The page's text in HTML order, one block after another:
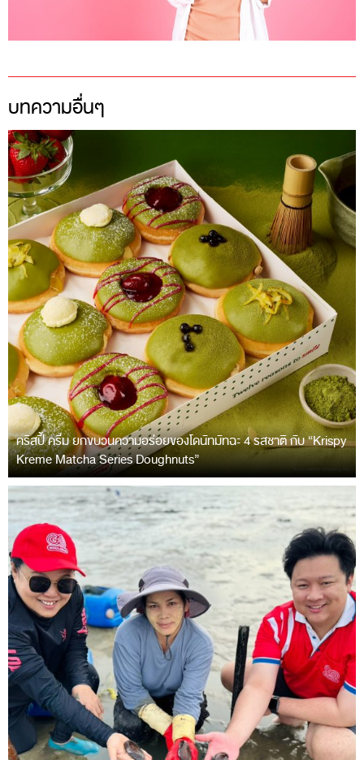
บทความอื่นๆ
คริสปี้ ครีม ยกขบวนความอร่อยของโดนัทมัทฉะ 4 รสชาติ กับ “Krispy
Kreme Matcha Series Doughnuts”